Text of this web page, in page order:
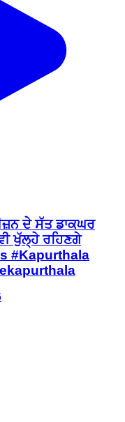
ਦੇ ਸੱਤ ਡਾਕਘਰ
ਖੁੱਲ੍ਹੇ ਰਹਿਣਗੇ
#Kapurthala